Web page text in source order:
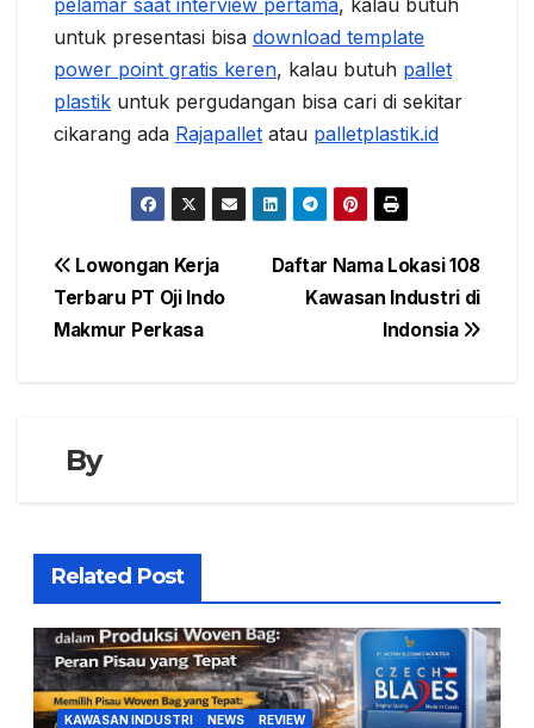
pelamar saat interview pertama, kalau butuh
untuk presentasi bisa download template
power point gratis keren, kalau butuh pallet
plastik untuk pergudangan bisa cari di sekitar
cikarang ada Rajapallet atau palletplastik.id
Navigasi
pos
Daftar Nama Lokasi 108
Kawasan Industri di
Indonsia
Lowongan Kerja
Terbaru PT Oji Indo
Makmur Perkasa
By
Related Post
KAWASAN INDUSTRI NEWS REVIEW